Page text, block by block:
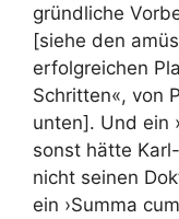
gründliche
[siehe den
erfolgreichen
Schritten«, von
unten]. Und ein
sonst hätte
nicht seinen
ein ›Summa